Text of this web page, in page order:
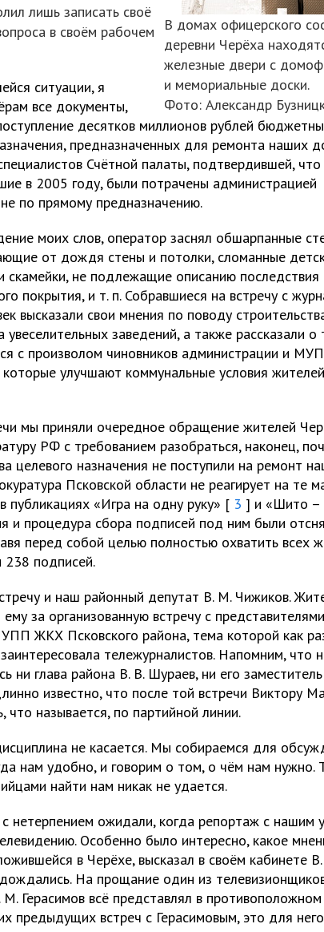
В домах офицерского
деревни Черёха
железные двери с
и мемориальные доски.
Фото: Александр
лишь записать своё
в своём рабочем
ситуации, я
все документы,
десятков миллионов рублей
предназначенных для ремонта наших
Счётной палаты, подтвердившей, что
в 2005 году, были потрачены администрацией
по прямому предназначению.
моих слов, оператор заснял обшарпанные
от дождя стены и потолки, сломанные
скамейки, не подлежащие описанию последствия
покрытия, и т. п. Собравшиеся на встречу с
высказали свои мнения по поводу
увеселительных заведений, а также рассказали о
с произволом чиновников администрации и
которые улучшают коммунальные условия
мы приняли очередное обращение жителей
РФ с требованием разобраться, наконец,
целевого назначения не поступили на ремонт
Псковской области не реагирует на те
публикациях «Игра на одну руку» [ 3 ] и «Шито –
и процедура сбора подписей под ним были
перед собой целью полностью охватить всех
238 подписей.
и наш районный депутат В. М. Чижиков.
за организованную встречу с представителями
ЖКХ Псковского района, тема которой как
тележурналистов. Напомним, что
ни глава района В. В. Шураев, ни его
известно, что после той встречи Виктору
что называется, по партийной линии.
не касается. Мы собираемся для
нам удобно, и говорим о том, о чём нам нужно.
найти нам никак не удается.
нетерпением ожидали, когда репортаж с нашим
Особенно было интересно, какое
в Черёхе, высказал в своём кабинете
На прощание один из
Герасимов всё представлял в противоположном
предыдущих встреч с Герасимовым, это для него